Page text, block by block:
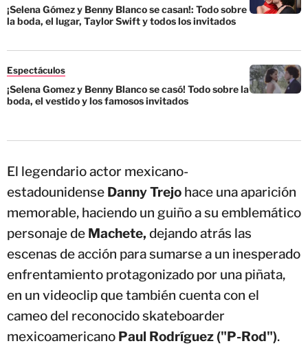
¡Selena Gómez y Benny Blanco se casan!: Todo sobre
la boda, el lugar, Taylor Swift y todos los invitados
Espectáculos
¡Selena Gomez y Benny Blanco se casó! Todo sobre la
boda, el vestido y los famosos invitados
El legendario actor mexicano-
estadounidense Danny Trejo hace una aparición
memorable, haciendo un guiño a su emblemático
personaje de Machete, dejando atrás las
escenas de acción para sumarse a un inesperado
enfrentamiento protagonizado por una piñata,
en un videoclip que también cuenta con el
cameo del reconocido skateboarder
mexicoamericano Paul Rodríguez ("P-Rod").